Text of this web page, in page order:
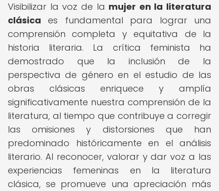
Visibilizar la voz de la mujer en la literatura
clásica es fundamental para lograr una
comprensión completa y equitativa de la
historia literaria. La crítica feminista ha
demostrado que la inclusión de la
perspectiva de género en el estudio de las
obras clásicas enriquece y amplía
significativamente nuestra comprensión de la
literatura, al tiempo que contribuye a corregir
las omisiones y distorsiones que han
predominado históricamente en el análisis
literario. Al reconocer, valorar y dar voz a las
experiencias femeninas en la literatura
clásica, se promueve una apreciación más